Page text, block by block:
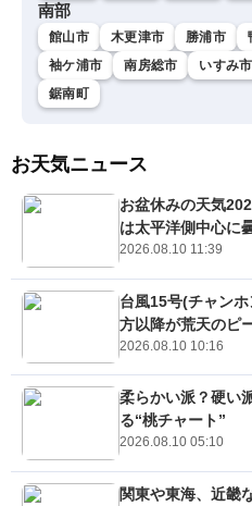
南部
館山市 木更津市 勝浦市
袖ケ浦市
南房総市 いすみ市
鋸南町
お天気ニュース
お盆休みの天気
は太平洋側中心に
2026.08.10 11:39
台風15号(チャン
方以降が荒天のピ
2026.08.10 10:16
柔らかい派？硬い
る“桃チャート”
2026.08.10 05:10
関東や東海、近